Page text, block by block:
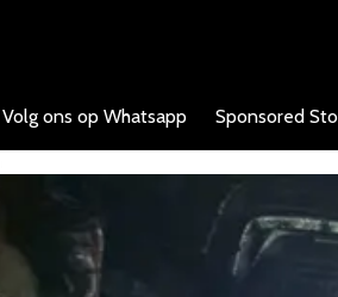
Volg ons op Whatsapp Sponsored